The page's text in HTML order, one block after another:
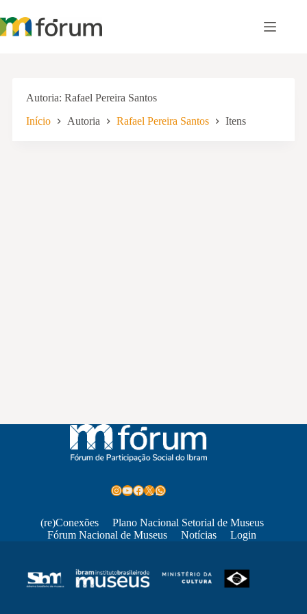
para
o
Autoria Rafael Pereira Santos
Início Autoria Rafael Pereira Santos Itens
Instagram
Youtube
Facebook
X WhatsApp
(re)Conexões
Plano Nacional Setorial de Museus
Fórum Nacional de Museus
Notícias Login